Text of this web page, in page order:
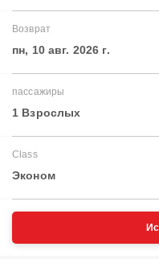
Возврат
пн, 10 авг. 2026 г.
пассажиры
1 Взрослых
Class
Эконом